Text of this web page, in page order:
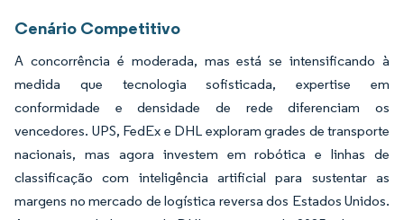
Cenário Competitivo
A concorrência é moderada, mas está se intensificando à
medida que tecnologia sofisticada, expertise em
conformidade e densidade de rede diferenciam os
vencedores. UPS, FedEx e DHL exploram grades de transporte
nacionais, mas agora investem em robótica e linhas de
classificação com inteligência artificial para sustentar as
margens no mercado de logística reversa dos Estados Unidos.